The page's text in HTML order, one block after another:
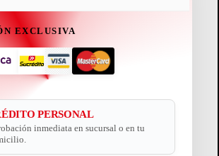
EXCLUSIVA
PERSONAL
inmediata en sucursal o en tu